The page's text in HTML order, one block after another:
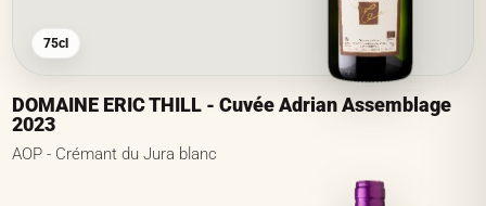
75cl
DOMAINE ERIC THILL - Cuvée Adrian Assemblage
2023
AOP - Crémant du Jura blanc